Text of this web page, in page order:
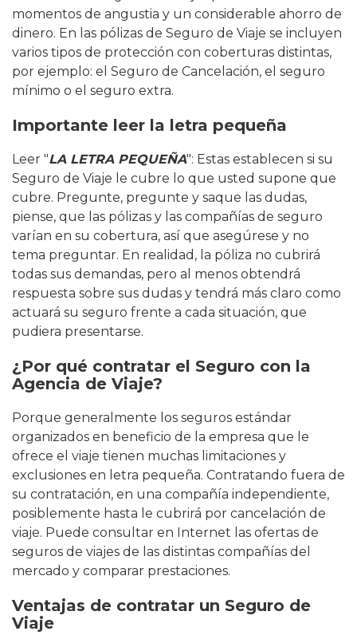
momentos de angustia y un considerable ahorro de
dinero. En las pólizas de Seguro de Viaje se incluyen
varios tipos de protección con coberturas distintas,
por ejemplo: el Seguro de Cancelación, el seguro
mínimo o el seguro extra.
Importante leer la letra pequeña
Leer "LA LETRA PEQUEÑA": Estas establecen si su
Seguro de Viaje le cubre lo que usted supone que
cubre. Pregunte, pregunte y saque las dudas,
piense, que las pólizas y las compañías de seguro
varían en su cobertura, así que asegúrese y no
tema preguntar. En realidad, la póliza no cubrirá
todas sus demandas, pero al menos obtendrá
respuesta sobre sus dudas y tendrá más claro como
actuará su seguro frente a cada situación, que
pudiera presentarse.
¿Por qué contratar el Seguro con la
Agencia de Viaje?
Porque generalmente los seguros estándar
organizados en beneficio de la empresa que le
ofrece el viaje tienen muchas limitaciones y
exclusiones en letra pequeña. Contratando fuera de
su contratación, en una compañía independiente,
posiblemente hasta le cubrirá por cancelación de
viaje. Puede consultar en Internet las ofertas de
seguros de viajes de las distintas compañías del
mercado y comparar prestaciones.
Ventajas de contratar un Seguro de
Viaje